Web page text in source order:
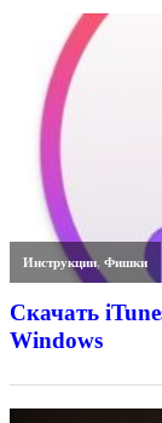
Инструкции,Фишки
Скачать
Windows